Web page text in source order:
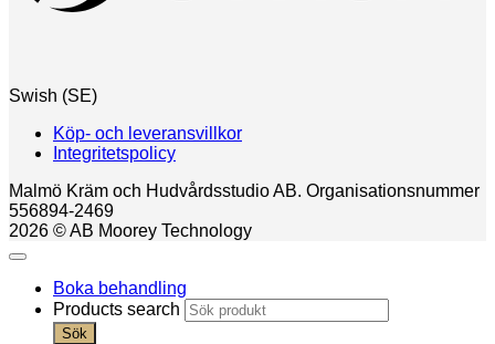
Swish (SE)
Köp- och leveransvillkor
Integritetspolicy
Malmö Kräm och Hudvårdsstudio AB. Organisationsnummer
556894-2469
2026 © AB Moorey Technology
Boka behandling
Products search
Sök